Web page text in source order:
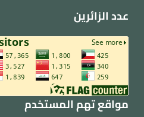
عدد الزائرين
مواقع تهم المستخدم